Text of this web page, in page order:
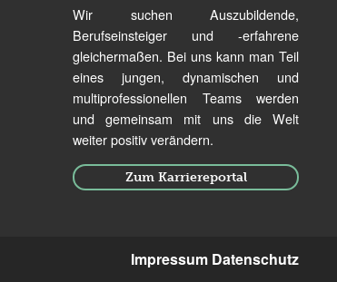
Wir suchen Auszubildende,
Berufseinsteiger und -erfahrene
gleichermaßen. Bei uns kann man Teil
eines jungen, dynamischen und
multiprofessionellen Teams werden
und gemeinsam mit uns die Welt
weiter positiv verändern.
Zum Karriereportal
Impressum Datenschutz